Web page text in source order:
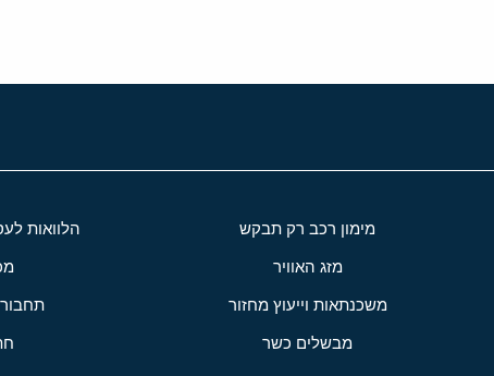
מימון רכב רק תבקש הלוואות
מזג האוויר
משכנתאות וייעוץ מחזור
מבשלים כשר